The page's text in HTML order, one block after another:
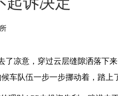
了凉意，穿过云层缝隙洒落下
车队伍一步一步挪动着，踏上